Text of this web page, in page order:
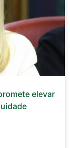
elevar